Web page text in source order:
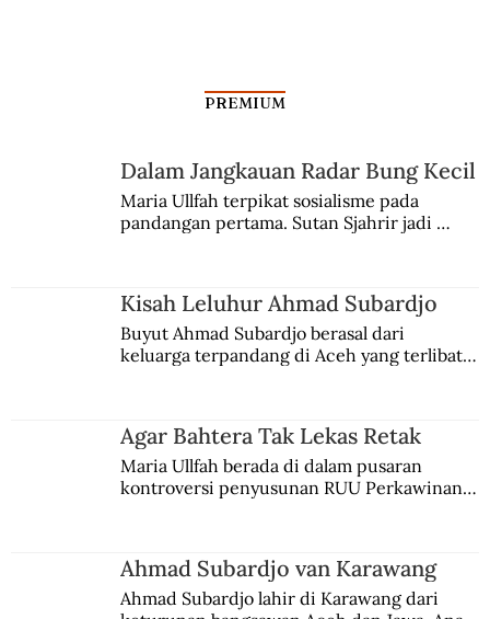
Kerajaan Tarumanagara dalam Berita
PREMIUM
Dalam Jangkauan Radar Bung Kecil
Maria Ullfah terpikat sosialisme pada
pandangan pertama. Sutan Sjahrir jadi
Kisah Leluhur Ahmad Subardjo
Buyut Ahmad Subardjo berasal dari
keluarga terpandang di Aceh yang terlibat
Agar Bahtera Tak Lekas Retak
Maria Ullfah berada di dalam pusaran
kontroversi penyusunan RUU Perkawinan.
Ahmad Subardjo van Karawang
Ahmad Subardjo lahir di Karawang dari